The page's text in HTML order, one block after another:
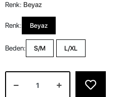
Renk: Beyaz
Renk: Beyaz
Beden: S/M L/XL